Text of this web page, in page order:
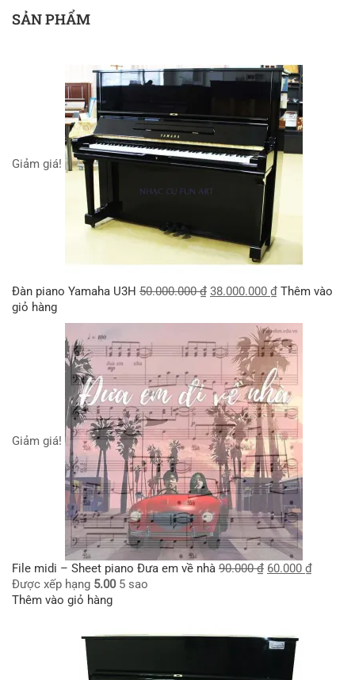
SẢN PHẨM
Giảm giá!
Đàn piano Yamaha U3H 50.000.000₫ 38.000.000 ₫ Thêm vào
giỏ hàng
Giảm giá!
File midi – Sheet piano Đưa em về nhà 90.000₫ 60.000 ₫
Được xếp hạng 5.005 sao
Thêm vào giỏ hàng